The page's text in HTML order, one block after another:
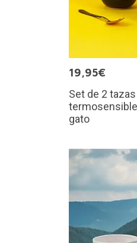
19,95€
Set de 2
gato